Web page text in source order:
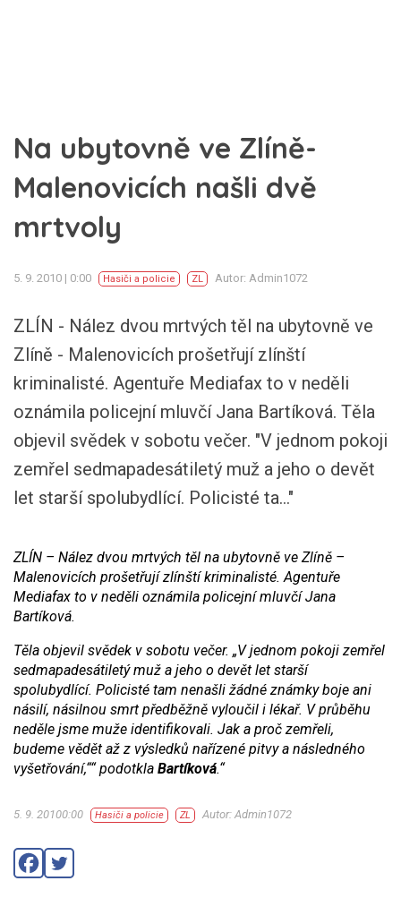
Na ubytovně ve Zlíně-
Malenovicích našli dvě
mrtvoly
5. 9. 2010 | 0:00 Hasiči a policie ZL Autor: Admin1072
ZLÍN - Nález dvou mrtvých těl na ubytovně ve
Zlíně - Malenovicích prošetřují zlínští
kriminalisté. Agentuře Mediafax to v neděli
oznámila policejní mluvčí Jana Bartíková. Těla
objevil svědek v sobotu večer. "V jednom pokoji
zemřel sedmapadesátiletý muž a jeho o devět
let starší spolubydlící. Policisté ta..."
ZLÍN – Nález dvou mrtvých těl na ubytovně ve Zlíně –
Malenovicích prošetřují zlínští kriminalisté. Agentuře
Mediafax to v neděli oznámila policejní mluvčí Jana
Bartíková.
Těla objevil svědek v sobotu večer. „V jednom pokoji zemřel
sedmapadesátiletý muž a jeho o devět let starší
spolubydlící. Policisté tam nenašli žádné známky boje ani
násilí, násilnou smrt předběžně vyloučil i lékař. V průběhu
neděle jsme muže identifikovali. Jak a proč zemřeli,
budeme vědět až z výsledků nařízené pitvy a následného
vyšetřování,““podotkla Bartíková.“
5. 9. 20100:00 Hasiči a policie ZL Autor: Admin1072